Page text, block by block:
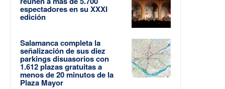
espectadores en su XXXI
edición
Salamanca completa la
señalización de sus diez
parkings disuasorios con
1.612 plazas gratuitas a
menos de 20 minutos de la
Plaza Mayor